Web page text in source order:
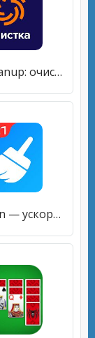
Avast Cleanup: очистка, ускорение и оптимизация
KeepClean — ускоритель, антивирус, экономия заряда